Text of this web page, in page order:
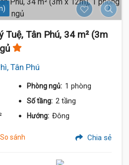
Tuệ, Tân Phú, 34 m² (3m
Tân Phú
Phòng ngủ: 1 phòng
Số tầng: 2 tầng
Hướng: Đông
So sánh Chia sẻ